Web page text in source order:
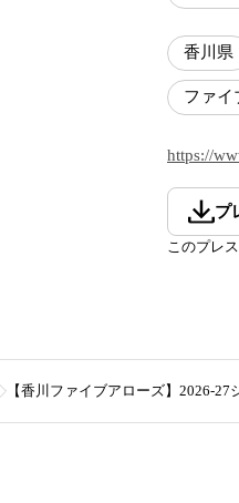
香川県
ファイ
https://
プ
このプレ
【香川ファイブアローズ】2026-